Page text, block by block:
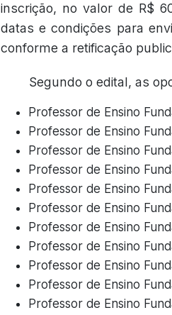
inscrição, no valor de R$
datas e condições para
conforme a retificação
Segundo o edital, as
Professor de Ensino
Professor de Ensino
Professor de Ensino
Professor de Ensino
Professor de Ensino
Professor de Ensino
Professor de Ensino
Professor de Ensino
Professor de Ensino
Professor de Ensino
Professor de Ensino